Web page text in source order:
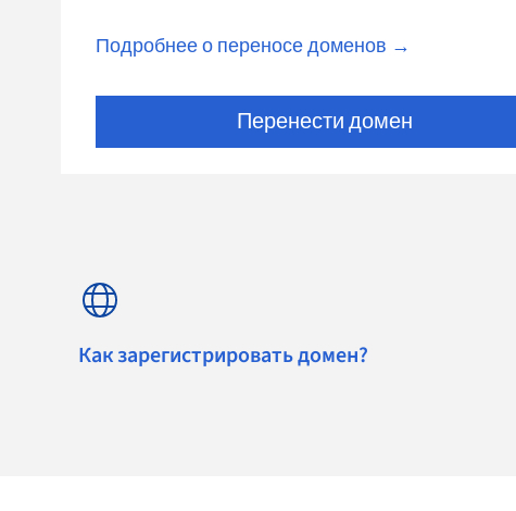
Подробнее о переносе доменов →
Перенести домен
Как зарегистрировать домен?